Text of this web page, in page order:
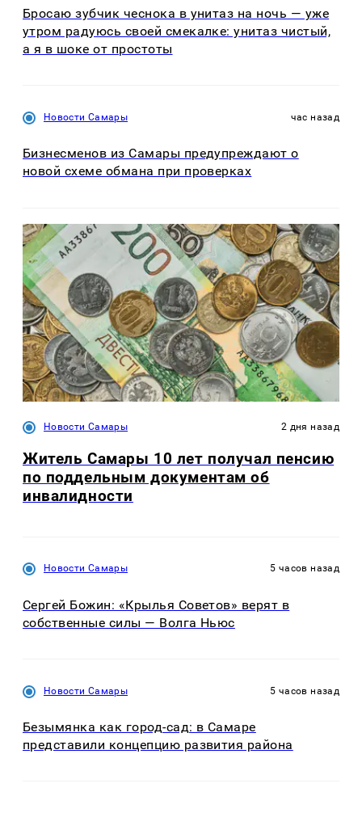
Бросаю зубчик чеснока в унитаз на ночь — уже
утром радуюсь своей смекалке: унитаз чистый,
а я в шоке от простоты
Новости Самары час назад
Бизнесменов из Самары предупреждают о
новой схеме обмана при проверках
Новости Самары 2 дня назад
Житель Самары 10 лет получал пенсию
по поддельным документам об
инвалидности
Новости Самары 5 часов назад
Сергей Божин: «Крылья Советов» верят в
собственные силы — Волга Ньюс
Новости Самары 5 часов назад
Безымянка как город-сад: в Самаре
представили концепцию развития района